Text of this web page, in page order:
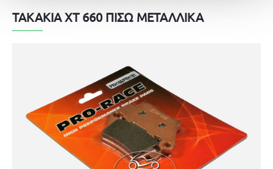
ΤΑΚΑΚΙΑ XT 660 ΠΙΣΩ ΜΕΤΑΛΛΙΚΑ